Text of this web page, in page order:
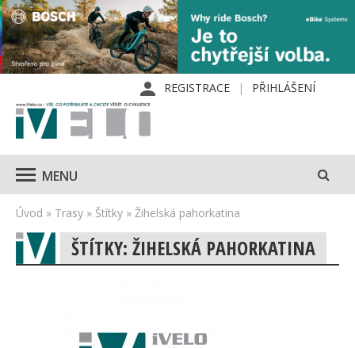
REGISTRACE PŘIHLÁŠENÍ
MENU
Úvod » Trasy » Štítky » Žihelská pahorkatina
ŠTÍTKY: ŽIHELSKÁ PAHORKATINA